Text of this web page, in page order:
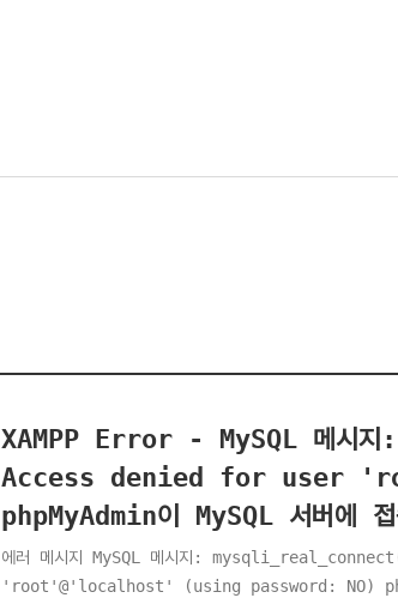
XAMPP Error - MySQL 메시지: mysqli_real_connect(): (HY000/1045):
Access denied for user
phpMyAdmin이 MySQL 서버에 접
니다. 해결..
에러 메시지 MySQL 메시지:
'root'@'localhost' (using password: NO)